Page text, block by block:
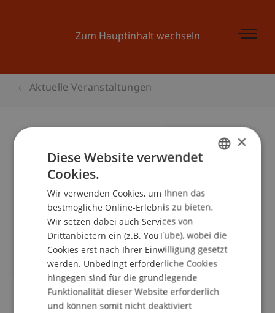
Zum Hauptinhalt wechseln
Aktuelle Veranstaltungen
Check it out
School/Professur:
Kommunikation und Marketing
Campus FH Vorarlberg, Dornbirn
Veranstaltungsdetails
×
Diese Website verwendet
Cookies.
Wir verwenden Cookies, um Ihnen das
bestmögliche Online-Erlebnis zu bieten.
Wir setzen dabei auch Services von
Drittanbietern ein (z.B. YouTube), wobei die
Cookies erst nach Ihrer Einwilligung gesetzt
werden. Unbedingt erforderliche Cookies
hingegen sind für die grundlegende
Funktionalität dieser Website erforderlich
und können somit nicht deaktiviert